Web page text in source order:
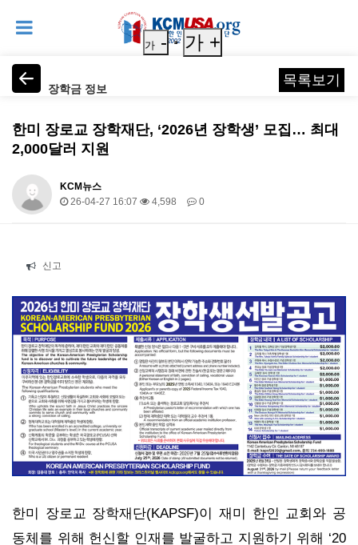
장학금 정보
가 - 가 +
목록보기
한미 장로교 장학재단, ‘2026년 장학생’ 모집… 최대
2,000달러 지원
KCM뉴스
26-04-27 16:07
4,598 0
신고
한미 장로교 장학재단(KAPSF)이 재미 한인 교회와 공
동체를 위해 헌신할 인재를 발굴하고 지원하기 위해 ‘20